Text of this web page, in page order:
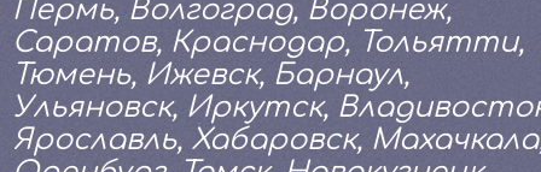
Пермь, Волгоград, Воронеж,
Саратов, Краснодар, Тольятти,
Тюмень, Ижевск, Барнаул,
Ульяновск, Иркутск,
Ярославль, Хабаровск,